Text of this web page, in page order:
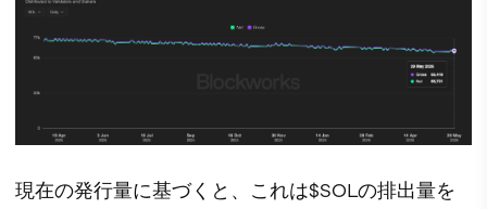
現在の発行量に基づくと、これは$SOLの排出量を